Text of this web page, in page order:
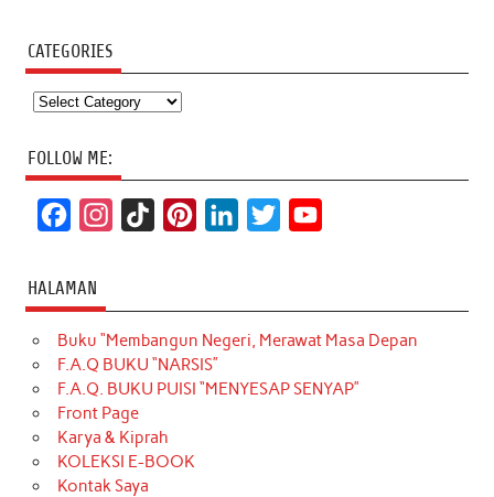
CATEGORIES
Categories
FOLLOW ME:
c
e
b
o
o
k
t
a
g
r
a
m
T
o
k
t
e
r
k
e
d
t
t
e
T
u
b
HALAMAN
Buku “Membangun Negeri, Merawat Masa Depan
F.A.Q BUKU “NARSIS”
F.A.Q. BUKU PUISI “MENYESAP SENYAP”
Front Page
Karya & Kiprah
KOLEKSI E-BOOK
Kontak Saya